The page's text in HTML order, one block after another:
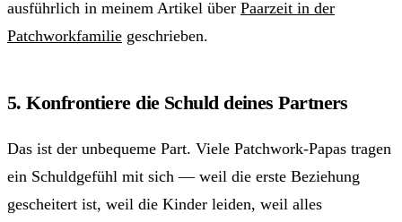
ausführlich in meinem Artikel über Paarzeit in der
Patchworkfamilie geschrieben.
5. Konfrontiere die Schuld deines Partners
Das ist der unbequeme Part. Viele Patchwork-Papas tragen
ein Schuldgefühl mit sich — weil die erste Beziehung
gescheitert ist, weil die Kinder leiden, weil alles